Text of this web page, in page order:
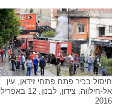
חיסול בכיר פתח פתחי זידאן, עין
אל-חילווה, צידון, לבנון, 12 באפריל
2016